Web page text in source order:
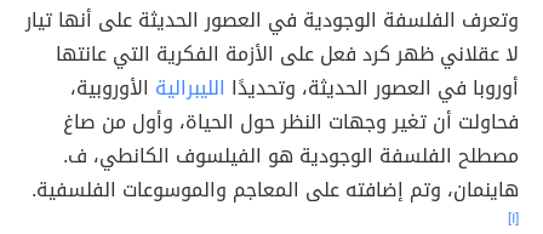
وتعرف الفلسفة الوجودية في العصور الحديثة على أنها تيار
لا عقلاني ظهر كرد فعل على الأزمة الفكرية التي عانتها
أوروبا في العصور الحديثة، وتحديدًا الليبرالية الأوروبية،
فحاولت أن تغير وجهات النظر حول الحياة، وأول من صاغ
مصطلح الفلسفة الوجودية هو الفيلسوف الكانطي، ف.
هاينمان، وتم إضافته على المعاجم والموسوعات الفلسفية.
[١]